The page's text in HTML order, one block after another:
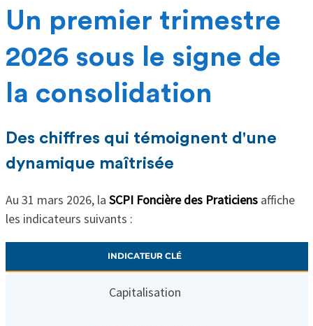
Un premier trimestre
2026 sous le signe de
la consolidation
Des chiffres qui témoignent d'une
dynamique maîtrisée
Au 31 mars 2026, la SCPI Foncière des Praticiensaffiche
les indicateurs suivants :
INDICATEUR CLÉ
Capitalisation